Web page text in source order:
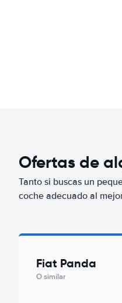
Ofertas de
Tanto si buscas un
coche adecuado al
Fiat Panda
O similar